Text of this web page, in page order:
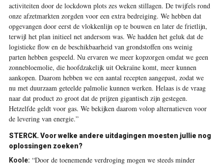
activiteiten door de lockdown plots zes weken stillagen. De twijfels rond
onze afzetmarkten zorgden voor een extra bedreiging. We hebben dat
opgevangen door eerst de vlokkenlijn op te bouwen en later de frietlijn,
terwijl het plan initieel net andersom was. We hadden het geluk dat de
logistieke flow en de beschikbaarheid van grondstoffen ons weinig
parten hebben gespeeld. Nu ervaren we meer kopzorgen omdat we geen
zonnebloemolie, die hoofdzakelijk uit Oekraïne komt, meer kunnen
aankopen. Daarom hebben we een aantal recepten aangepast, zodat we
nu met duurzaam geteelde palmolie kunnen werken. Helaas is de vraag
naar dat product zo groot dat de prijzen gigantisch zijn gestegen.
Hetzelfde geldt voor gas. We bekijken daarom volop alternatieven voor
de levering van energie.”
STERCK. Voor welke andere uitdagingen moesten jullie nog
oplossingen zoeken?
Koole: “Door de toenemende verdroging mogen we steeds minder